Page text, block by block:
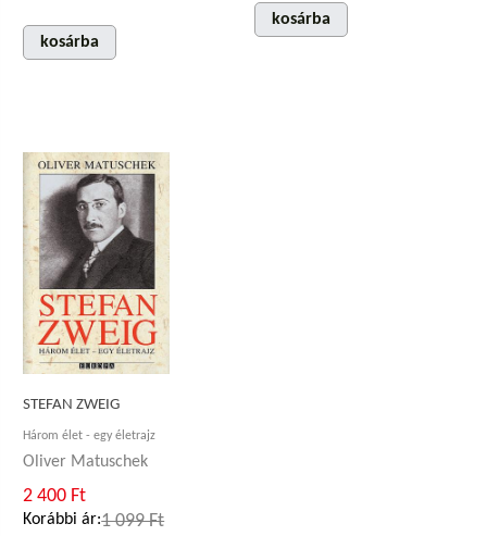
kosárba
kosárba
STEFAN ZWEIG
Három élet - egy életrajz
Oliver Matuschek
2 400 Ft
Korábbi ár:1 099 Ft